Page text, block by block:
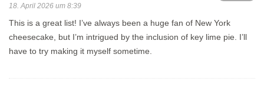
18. April 2026 um 8:39
This is a great list! I’ve always been a huge fan of New York
cheesecake, but I’m intrigued by the inclusion of key lime pie. I’ll
have to try making it myself sometime.